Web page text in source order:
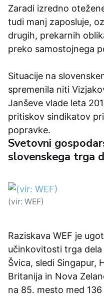
Zaradi izredno
tudi manj zaposluje,
drugih, prekarnih
preko samostojnega
Situacije na
spremenila niti
Janševe vlade leta
pritiskov sindikatov
popravke.
Svetovni
slovenskega trga
(vir: WEF)
Raziskava WEF je
učinkovitosti trga dela
Švica, sledi Singapur,
Britanija in Nova
na 85. mesto med